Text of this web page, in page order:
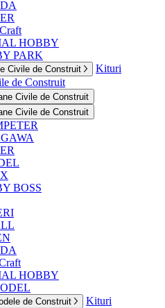
HOBBY
PARK
Civile de Construit
Kituri
de Construit
Civile de Construit
Civile de Construit
BOSS
HOBBY
de Construit
Kituri